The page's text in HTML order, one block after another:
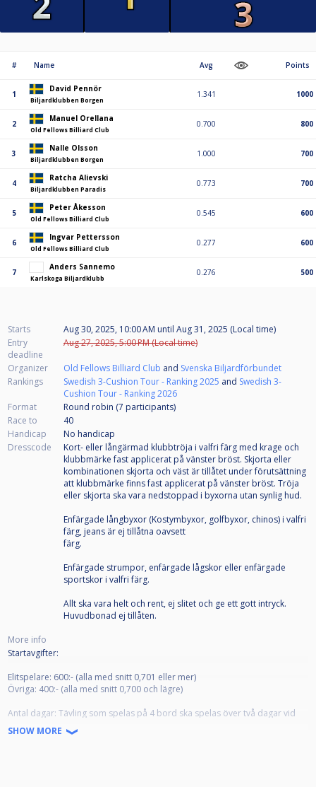
# Name Avg Points
1
David Pennör
Biljardklubben Borgen
1.341 1000
2
Manuel Orellana
Old Fellows Billiard Club
0.700 800
3
Nalle Olsson
Biljardklubben Borgen
1.000 700
4
Ratcha Alievski
Biljardklubben Paradis
0.773 700
5
Peter Åkesson
Old Fellows Billiard Club
0.545 600
6
Ingvar Pettersson
Old Fellows Billiard Club
0.277 600
7
Anders Sannemo
Karlskoga Biljardklubb
0.276 500
Starts Aug 30, 2025, 10:00 AM until Aug 31, 2025 (Local time)
Entry
deadline
Aug 27, 2025, 5:00 PM (Local time)
Organizer Old Fellows Billiard Club and Svenska Biljardförbundet
Rankings
Swedish 3-Cushion Tour - Ranking 2025 and Swedish 3-
Cushion Tour - Ranking 2026
Format
Round robin (7 participants)
Race to
40
Handicap
No handicap
Dresscode
Kort- eller långärmad klubbtröja i valfri färg med krage och
klubbmärke fast applicerat på vänster bröst. Skjorta eller
kombinationen skjorta och väst är tillåtet under förutsättning
att klubbmärke finns fast applicerat på vänster bröst. Tröja
eller skjorta ska vara nedstoppad i byxorna utan synlig hud.
Enfärgade långbyxor (Kostymbyxor, golfbyxor, chinos) i valfri
färg, jeans är ej tillåtna oavsett
färg.
Enfärgade strumpor, enfärgade lågskor eller enfärgade
sportskor i valfri färg.
Allt ska vara helt och rent, ej slitet och ge ett gott intryck.
Huvudbonad ej tillåten.
More info
Startavgifter:
Elitspelare: 600:- (alla med snitt 0,701 eller mer)
Övriga: 400:- (alla med snitt 0,700 och lägre)
Antal dagar: Tävling som spelas på 4 bord ska spelas över två dagar vid
fler än 16 anmälda spelare.
SHOW MORE